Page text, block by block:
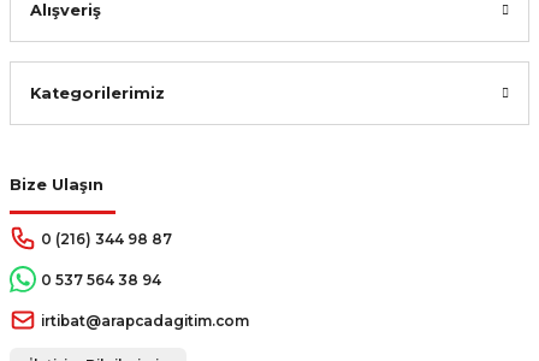
Bize Ulaşın
0 (216) 344 98 87
0 537 564 38 94
irtibat@arapcadagitim.com
Alışveriş
Kategorilerimiz